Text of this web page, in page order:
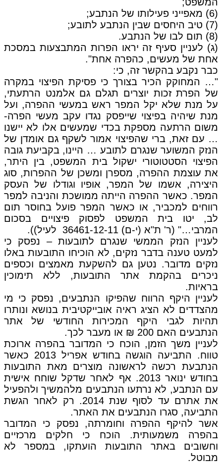
(6) מאפייני פעילותו של הנתבע;
(7) טיב היחסים שבין הנתבע לתובע;
(8) תום לבו של הנתבע.
(ג) לעניין סעיף זה יראו הפרות המתבצעות במסכת
אחת של מעשים, כהפרה אחת".
כבר נקבע בהקשר זה, כי:
"… המחוקק הכיר בצורך כי פסיקת הפיצוי במקרה
של הפרת זכות יוצרים תגלם גם אלמנט הרתעתי,
על מנת שלא יקל המפר ראש במעשי ההפרה, ועל
מנת שיהיה בפיצוי שייפסק נגדו עקב מעשי הפרה-
משום הרתעה מספקת בכדי שמעשים אלו לא יישנו
… עם זאת, ברי שהפיצוי אמור לשקף גם אומדן של
הנזק המשוער שנגרם לתובע … היינו, בקביעת גובה
הפיצוי הסטטוטורי ישקול בית המשפט, בין היתר,
את עוצמת ההפרה, מספרן ומשכן של ההפרות, סוג
היצירה, אשמו של המפר, אופיו וגודלו של העסק
המפר. כאשר ההפרה הייתה ממושכת והניבה למפר
רווחים למכביר, או כאשר המפר פועל בחוסר תום
לב, יטו בית המשפט לפסוק פיצויים בסכום
המרבי…" (ר' ת"א (י-ם) 36461-12-11 לעיל)).
לעניין הנזק הממשי שנגרם לתובעות – נפסק כי
למעט טענה בדבר נזקים, לא הוכיחו התובעות באלו
נזקים מדובר. נטען גם להשקעת מאמצים וכספים
ניכרים בהקמת אתר התובעות, ללא תימוכין
בראיות.
לעניין היקף הרווח שהפיקו הנתבעים, נפסק כי מי
מהצדדים לא הציג ראיה אובייקטיבית בנושא ונותרו
תהיות לגבי היקף המכירות החודשי של אתר
הנתבעים האם 200 ₪ או מעבר לכך.
לעניין משך הזמן, הוכח כי המדובר בהפרה ארוכת
טווח. התביעה הוגשה בחודש אפריל 2013 כאשר
הנתבעת רכשה לראשונה מוצרים מאת התובעות
בחודש ינואר 2013. אף לאחר שדקל שוחח אישית
עם הנתבע, לא נרתעו הנתבעים מלהמשיך ולהפעיל
את אתרם עד לסוף שנת 2014. רק לאחר הגשת
התביעה, סגרו הנתבעים את האתר.
אשר להיקף ההפרה וחומרתה, נפסק כי המדובר
בהפרה משמעותית. הוכח כי חלקים מרכזיים
וחשובים באתר התובעות הועתקו, במספר לא
מבוטל.